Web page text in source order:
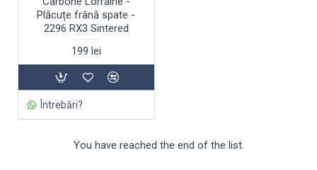
Plăcuțe frână spate -
2296 RX3 Sintered
199 lei
Întrebări?
You have reached the end of the list.